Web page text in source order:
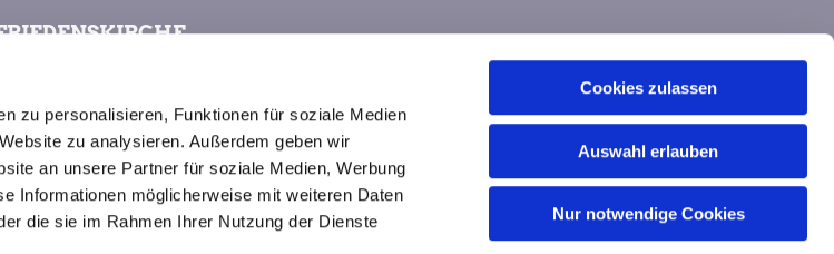
zu personalisieren, Funktionen für soziale Medien
zu analysieren. Außerdem geben wir
an unsere Partner für soziale Medien, Werbung
Informationen möglicherweise mit weiteren Daten
die sie im Rahmen Ihrer Nutzung der Dienste
Cookies zulassen
Auswahl erlauben
Nur notwendige Cookies
 Telefon: 02151 66 88 23
ChurchDesk-Login